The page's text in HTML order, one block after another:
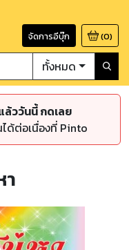
จัดการอีบุ๊ก (0)
ทั้งหมด
ล้ววันนี้ กดเลย
ด้ต่อเนื่องที่ Pinto